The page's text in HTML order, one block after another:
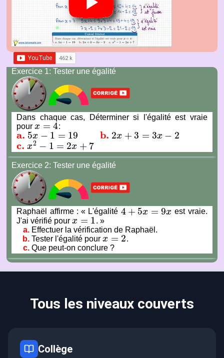
Exercice 1: Tester une égalité
Dans chaque cas, Déterminer si l'égalité est vraie
pourx = 4
x= 4 :
a. 5x − 1 = 19
a. 5x− 1=19 b. 2x + 3 = 3x − 2
b. 2x+ 3=3x −2
c.x2 − 1 = 2x + 7
c. x2− 1= 2x +7
Exercice 2: Tester une égalité
Raphaël affirme : « L'égalité 4 + 5x = 9x
4+5x=9x
est vraie.
J'ai vérifié pourx = 1
x= 1
. »
Effectuer la vérification de Raphaël.
Tester l'égalité pourx = 2
x= 2
.
Que peut-on conclure ?
Tous les niveaux couverts
Collège